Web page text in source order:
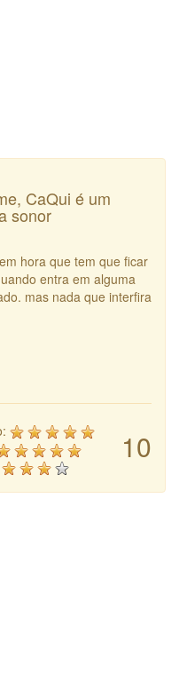
CaQui é um
sonor
hora que tem que ficar
entra em alguma
mas nada que interfira
10